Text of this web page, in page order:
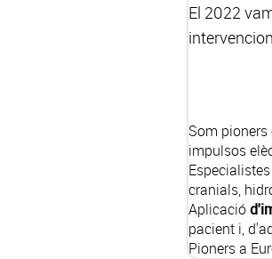
El 2022
Som
impulsos
cranials,
Aplicació
pacient i,
Pioners a